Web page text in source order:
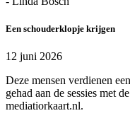
Een schouderklopje krijgen
12 juni 2026
Deze mensen verdienen
gehad aan de sessies met
mediatiorkaart.nl.